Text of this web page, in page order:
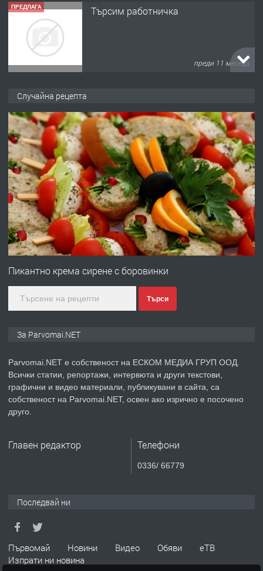
ПРЕДЛАГА
Продава употребявани чисти и
преди 1 година
преди 1 година
ПРЕДЛАГА
Първи поход "По стъпките на Ангел
Войвода"
преди 1 година
ПРЕДЛАГА
Монтажник на малки детайли за
преди 1 година
ПРЕДЛАГА
Продавам апартамент - гр.
ПРЕДЛАГА Търсим работник за работа в
Случайна рецепта
Пикантно крема сирене с боровинки
Търси
За Parvomai.NET
Parvomai.NET е собственост на ЕСКОМ МЕДИА ГРУП ООД.
Всички статии, репортажи, интервюта и други текстови,
графични и видео материали, публикувани в сайта, са
собственост на Parvomai.NET, освен ако изрично е посочено
друго.
Главен редактор Телефони
0336/ 66779
Последвай ни
Първомай Новини Видео Обяви
еТВ
Изпрати ни новина